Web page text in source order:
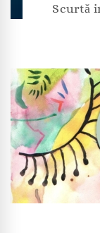
Scurtă